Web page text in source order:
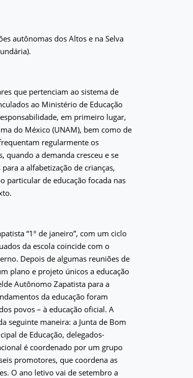
autônomas dos Altos e na Selva
que pertenciam ao sistema de
ao Ministério de Educação
em primeiro lugar,
do México (UNAM), bem como de
regularmente os
quando a demanda cresceu e se
a alfabetização de crianças,
particular de educação focada nas
“1º de janeiro”, com um ciclo
da escola coincide com o
Depois de algumas reuniões de
plano e projeto únicos a educação
Autônomo Zapatista para a
da educação foram
povos – à educação oficial. A
seguinte maneira: a Junta de Bom
de Educação, delegados-
é coordenado por um grupo
promotores, que coordena as
O ano letivo vai de setembro a